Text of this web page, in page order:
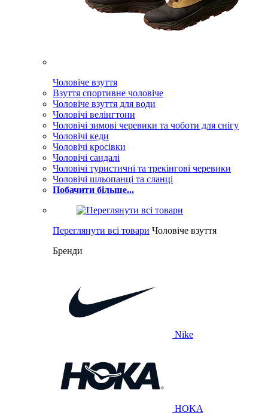
Чоловіче взуття
Взуття спортивне чоловіче
Чоловіче взуття для води
Чоловічі велінгтони
Чоловічі зимові черевики та чоботи для снігу
Чоловічі кеди
Чоловічі кросівки
Чоловічі сандалі
Чоловічі туристичні та трекінгові черевики
Чоловічі шльопанці та сланці
Побачити більше...
Переглянути всі товари Чоловіче взуття
Бренди
Nike
HOKA